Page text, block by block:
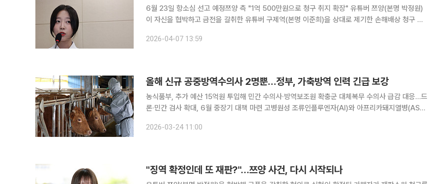
6월 23일 항소심 선고 예정쯔양 측 "1억 500만원으로 청구 취지 확장" 유튜버 쯔양(본명 박정원)
이 자신을 협박하고 금전을 갈취한 유튜버 구제역(본명 이준희)을 상대로 제기한 손해배상 청구 소
역을 상대로 제기한 손해배상 청구 소송 항소심 첫 변론기일
2026-04-07 13:59
올해 신규 공중방역수의사 2명뿐…정부, 가축방역 인력 긴급 보강
농식품부, 추가 예산 15억원 투입해 민간 수의사·방역보조원 확충군 대체복무 수의사 급감 대응…드
론·민간 검사 확대, 6월 중장기 대책 마련 고병원성 조류인플루엔자(AI)와 아프리카돼지열병(ASF),
형태로 현장에 투입되는 공중방역수의사의 올해 신규 편입 인원
2026-03-24 11:00
"징역 확정인데 또 재판?"…쯔양 사건, 다시 시작되나